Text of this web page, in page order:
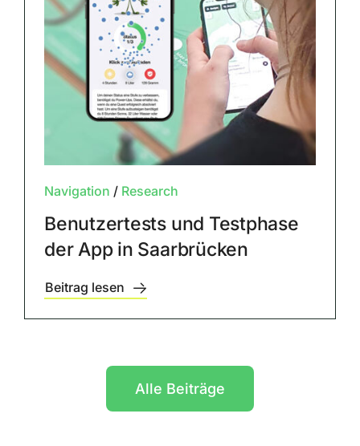
Navigation / Research
Benutzertests und Testphase
der App in Saarbrücken
Beitrag lesen
Alle Beiträge